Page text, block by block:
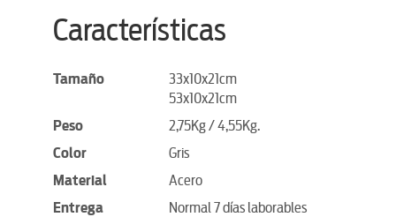
Características
Tamaño
33x10x21cm
53x10x21cm
Peso
2,75Kg / 4,55Kg.
Color
Gris
Material
Acero
Entrega
Normal 7 días laborables